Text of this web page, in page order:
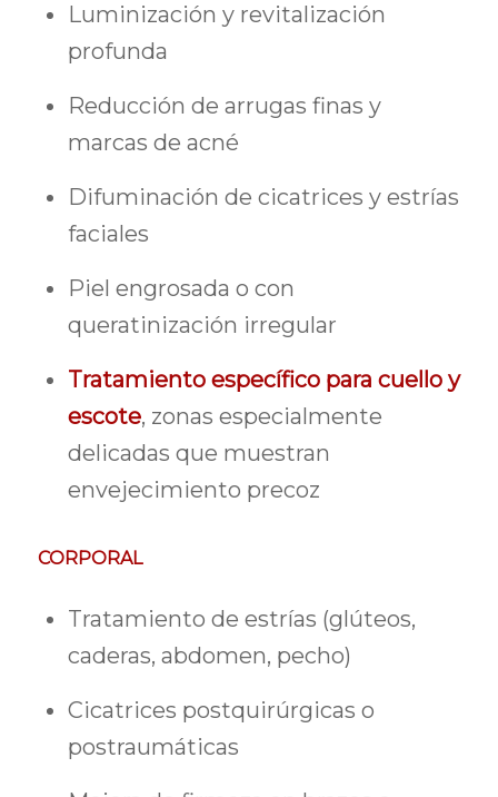
Luminización y revitalización
profunda
Reducción de arrugas finas y
marcas de acné
Difuminación de cicatrices y estrías
faciales
Piel engrosada o con
queratinización irregular
Tratamiento específico para cuello y
escote, zonas especialmente
delicadas que muestran
envejecimiento precoz
CORPORAL
Tratamiento de estrías (glúteos,
caderas, abdomen, pecho)
Cicatrices postquirúrgicas o
postraumáticas